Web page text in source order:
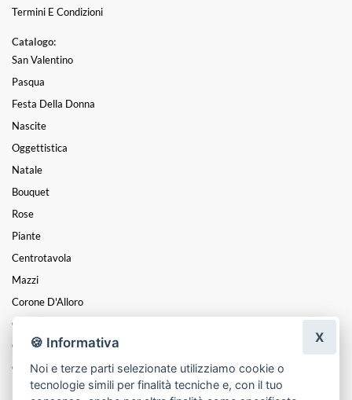
Termini E Condizioni
Catalogo:
San Valentino
Pasqua
Festa Della Donna
Nascite
Oggettistica
Natale
Bouquet
Rose
Piante
Centrotavola
Mazzi
Corone D'Alloro
Composizioni
Cesti
Cuori
Funebre
🍪 Informativa
Noi e terze parti selezionate utilizziamo cookie o
tecnologie simili per finalità tecniche e, con il tuo
X